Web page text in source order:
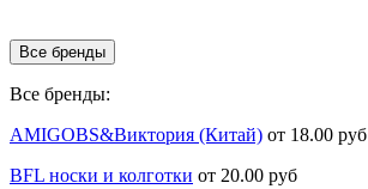
Все бренды
Все бренды:
AMIGOBS&Виктория (Китай) от 18.00 руб
BFL носки и колготки от 20.00 руб